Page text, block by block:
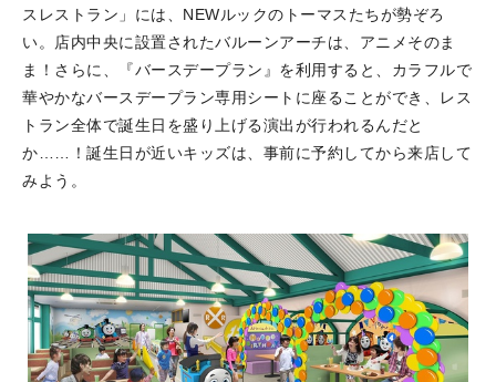
スレストラン」には、NEWルックのトーマスたちが勢ぞろ
い。店内中央に設置されたバルーンアーチは、アニメそのま
ま！さらに、『バースデープラン』を利用すると、カラフルで
華やかなバースデープラン専用シートに座ることができ、レス
トラン全体で誕生日を盛り上げる演出が行われるんだと
か……！誕生日が近いキッズは、事前に予約してから来店して
みよう。